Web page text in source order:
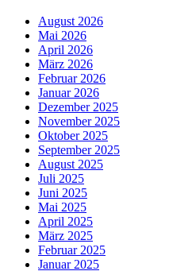
August 2026
Mai 2026
April 2026
März 2026
Februar 2026
Januar 2026
Dezember 2025
November 2025
Oktober 2025
September 2025
August 2025
Juli 2025
Juni 2025
Mai 2025
April 2025
März 2025
Februar 2025
Januar 2025